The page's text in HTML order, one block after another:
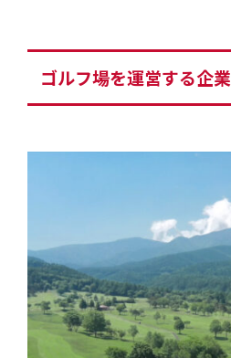
ゴルフ場を運営する企